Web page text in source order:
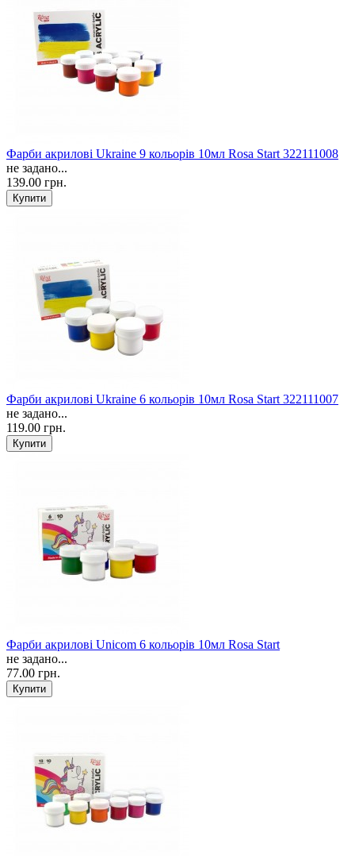
Фарби акрилові Ukraine 9 кольорів 10мл Rosa Start 322111008
не задано...
139.00 грн.
Фарби акрилові Ukraine 6 кольорів 10мл Rosa Start 322111007
не задано...
119.00 грн.
Фарби акрилові Unicom 6 кольорів 10мл Rosa Start
не задано...
77.00 грн.